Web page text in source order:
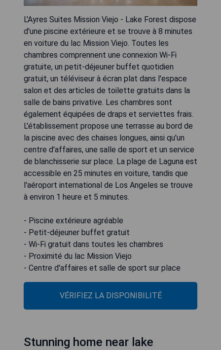
L'Ayres Suites Mission Viejo - Lake Forest dispose
d'une piscine extérieure et se trouve à 8 minutes
en voiture du lac Mission Viejo. Toutes les
chambres comprennent une connexion Wi-Fi
gratuite, un petit-déjeuner buffet quotidien
gratuit, un téléviseur à écran plat dans l'espace
salon et des articles de toilette gratuits dans la
salle de bains privative. Les chambres sont
également équipées de draps et serviettes frais.
L'établissement propose une terrasse au bord de
la piscine avec des chaises longues, ainsi qu'un
centre d'affaires, une salle de sport et un service
de blanchisserie sur place. La plage de Laguna est
accessible en 25 minutes en voiture, tandis que
l'aéroport international de Los Angeles se trouve
à environ 1 heure et 5 minutes.
- Piscine extérieure agréable
- Petit-déjeuner buffet gratuit
- Wi-Fi gratuit dans toutes les chambres
- Proximité du lac Mission Viejo
- Centre d'affaires et salle de sport sur place
VÉRIFIEZ LA DISPONIBILITÉ
Stunning home near lake